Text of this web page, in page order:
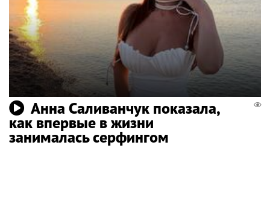
Анна Саливанчук показала,
как впервые в жизни
занималась серфингом